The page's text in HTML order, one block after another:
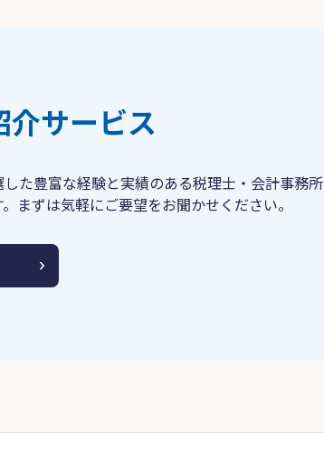
介サービス
た豊富な経験と実績のある税理士・会計事務所
まずは気軽にご要望をお聞かせください。